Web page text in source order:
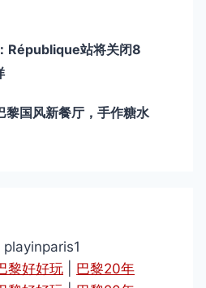
République站将关闭8
黎国风新餐厅，手作糖水
playinparis1
黎好好玩
巴黎20年